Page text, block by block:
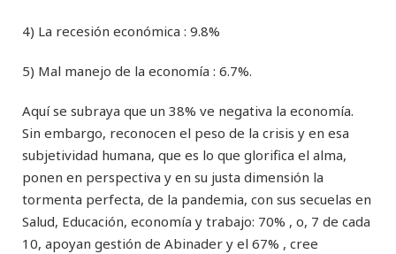
4) La recesión económica : 9.8%
5) Mal manejo de la economía : 6.7%.
Aquí se subraya que un 38% ve negativa la economía.
Sin embargo, reconocen el peso de la crisis y en esa
subjetividad humana, que es lo que glorifica el alma,
ponen en perspectiva y en su justa dimensión la
tormenta perfecta, de la pandemia, con sus secuelas en
Salud, Educación, economía y trabajo: 70% , o, 7 de cada
10, apoyan gestión de Abinader y el 67% , cree